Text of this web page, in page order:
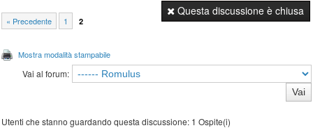
« Precedente 1 2
Questa discussione è chiusa
Mostra modalità stampabile
Vai al forum:
Utenti che stanno guardando questa discussione: 1 Ospite(i)